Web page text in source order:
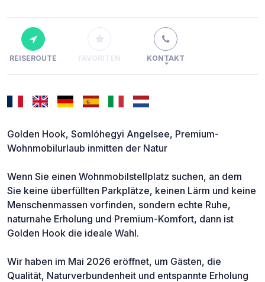
REISEROUTE FAVORITEN KONTAKT
Golden Hook, Somlóhegyi Angelsee, Premium-
Wohnmobilurlaub inmitten der Natur
Wenn Sie einen Wohnmobilstellplatz suchen, an dem
Sie keine überfüllten Parkplätze, keinen Lärm und keine
Menschenmassen vorfinden, sondern echte Ruhe,
naturnahe Erholung und Premium-Komfort, dann ist
Golden Hook die ideale Wahl.
Wir haben im Mai 2026 eröffnet, um Gästen, die
Qualität, Naturverbundenheit und entspannte Erholung